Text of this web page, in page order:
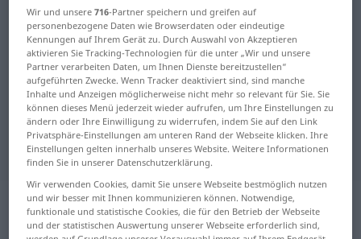
Deutsch-Griechisch Wörterbuch
Degenerationserscheinung
Deutsch-Griechisch Übersetzung
für "Degenerationserscheinung"
"Degenerationserscheinung"
Griechisch Übersetzung
„Degenerationserscheinung“:
Femininum, weiblich
Wir und unsere716-Partner speichern und greifen auf
personenbezogene Daten wie Browserdaten oder eindeutige
Kennungen auf Ihrem Gerät zu. Durch Auswahl von Akzeptieren
aktivieren Sie Tracking-Technologien für die unter „Wir und unsere
Partner verarbeiten Daten, um Ihnen Dienste bereitzustellen“
aufgeführten Zwecke. Wenn Tracker deaktiviert sind, sind manche
Inhalte und Anzeigen möglicherweise nicht mehr so relevant für Sie. Sie
können dieses Menü jederzeit wieder aufrufen, um Ihre Einstellungen zu
ändern oder Ihre Einwilligung zu widerrufen, indem Sie auf den Link
Privatsphäre-Einstellungen am unteren Rand der Webseite klicken. Ihre
Einstellungen gelten innerhalb unseres Website. Weitere Informationen
finden Sie in unserer Datenschutzerklärung.
Wir verwenden Cookies, damit Sie unsere Webseite bestmöglich nutzen
und wir besser mit Ihnen kommunizieren können. Notwendige,
funktionale und statistische Cookies, die für den Betrieb der Webseite
und der statistischen Auswertung unserer Webseite erforderlich sind,